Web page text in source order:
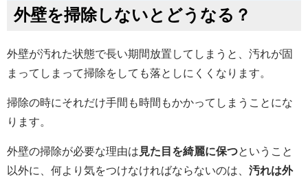
外壁を掃除しないとどうなる？
外壁が汚れた状態で長い期間放置してしまうと、汚れが固
まってしまって掃除をしても落としにくくなります。
掃除の時にそれだけ手間も時間もかかってしまうことにな
ります。
外壁の掃除が必要な理由は 見た目を綺麗に保つということ
以外に、 何より気をつけなければならないのは、 汚れは外